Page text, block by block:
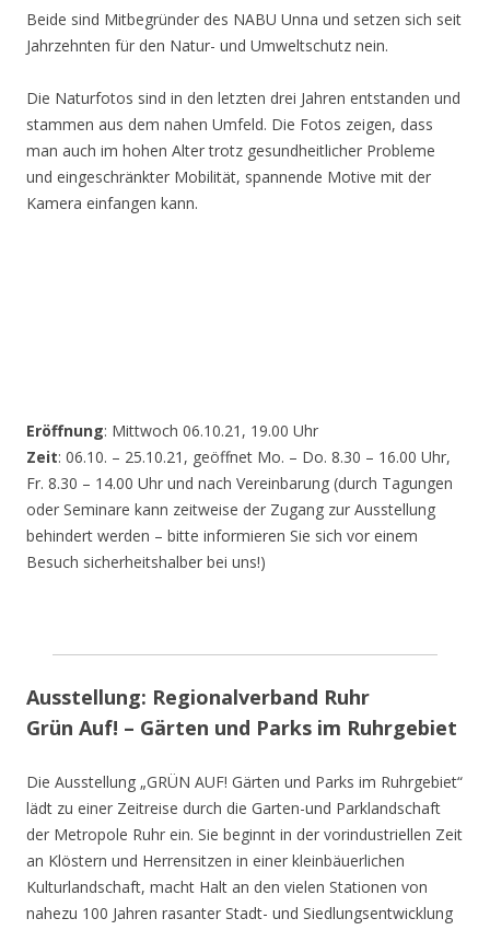
Beide sind Mitbegründer des NABU Unna und setzen sich seit
Jahrzehnten für den Natur- und Umweltschutz nein.
Die Naturfotos sind in den letzten drei Jahren entstanden und
stammen aus dem nahen Umfeld. Die Fotos zeigen, dass
man auch im hohen Alter trotz gesundheitlicher Probleme
und eingeschränkter Mobilität, spannende Motive mit der
Kamera einfangen kann.
Eröffnung: Mittwoch 06.10.21, 19.00 Uhr
Zeit: 06.10. – 25.10.21, geöffnet Mo. – Do. 8.30 – 16.00 Uhr,
Fr. 8.30 – 14.00 Uhr und nach Vereinbarung (durch Tagungen
oder Seminare kann zeitweise der Zugang zur Ausstellung
behindert werden – bitte informieren Sie sich vor einem
Besuch sicherheitshalber bei uns!)
Ausstellung: Regionalverband Ruhr
Grün Auf! – Gärten und Parks im Ruhrgebiet
Die Ausstellung „GRÜN AUF! Gärten und Parks im Ruhrgebiet“
lädt zu einer Zeitreise durch die Garten-und Parklandschaft
der Metropole Ruhr ein. Sie beginnt in der vorindustriellen Zeit
an Klöstern und Herrensitzen in einer kleinbäuerlichen
Kulturlandschaft, macht Halt an den vielen Stationen von
nahezu 100 Jahren rasanter Stadt- und Siedlungsentwicklung